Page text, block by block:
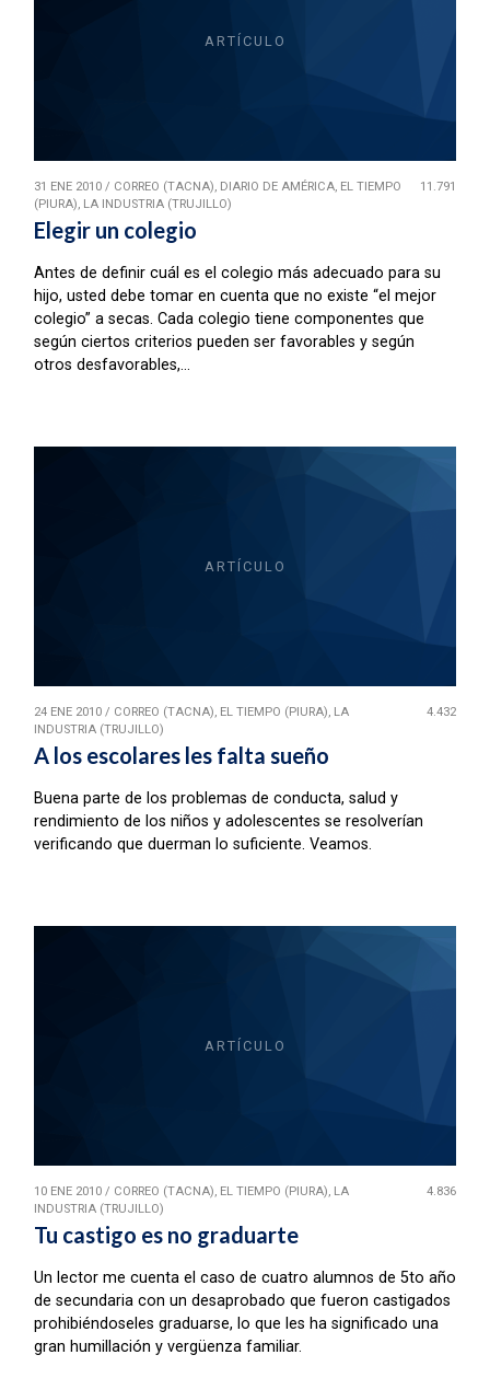
ARTÍCULO
31 ENE 2010/ CORREO (TACNA), DIARIO DE AMÉRICA, EL TIEMPO
(PIURA), LA INDUSTRIA (TRUJILLO)
11.791
Elegir un colegio
Antes de definir cuál es el colegio más adecuado para su
hijo, usted debe tomar en cuenta que no existe “el mejor
colegio” a secas. Cada colegio tiene componentes que
según ciertos criterios pueden ser favorables y según
otros desfavorables,...
ARTÍCULO
24 ENE 2010/ CORREO (TACNA), EL TIEMPO (PIURA), LA
INDUSTRIA (TRUJILLO)
4.432
A los escolares les falta sueño
Buena parte de los problemas de conducta, salud y
rendimiento de los niños y adolescentes se resolverían
verificando que duerman lo suficiente. Veamos.
ARTÍCULO
10 ENE 2010/ CORREO (TACNA), EL TIEMPO (PIURA), LA
INDUSTRIA (TRUJILLO)
4.836
Tu castigo es no graduarte
Un lector me cuenta el caso de cuatro alumnos de 5to año
de secundaria con un desaprobado que fueron castigados
prohibiéndoseles graduarse, lo que les ha significado una
gran humillación y vergüenza familiar.